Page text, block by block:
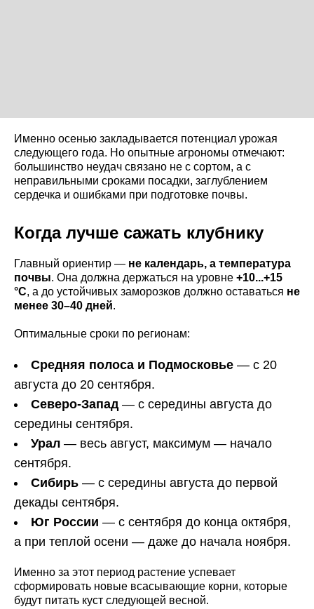
Именно осенью закладывается потенциал урожая
следующего года. Но опытные агрономы отмечают:
большинство неудач связано не с сортом, а с
неправильными сроками посадки, заглублением
сердечка и ошибками при подготовке почвы.
Когда лучше сажать клубнику
Главный ориентир — не календарь, а температура
почвы. Она должна держаться на уровне +10...+15
°C, а до устойчивых заморозков должно оставаться не
менее 30–40 дней.
Оптимальные сроки по регионам:
Средняя полоса и Подмосковье — с 20
августа до 20 сентября.
Северо-Запад — с середины августа до
середины сентября.
Урал — весь август, максимум — начало
сентября.
Сибирь — с середины августа до первой
декады сентября.
Юг России — с сентября до конца октября,
а при теплой осени — даже до начала ноября.
Именно за этот период растение успевает
сформировать новые всасывающие корни, которые
будут питать куст следующей весной.